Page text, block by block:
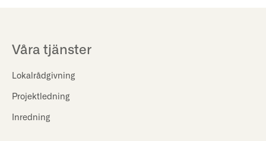
Våra tjänster
Lokalrådgivning
Projektledning
Inredning